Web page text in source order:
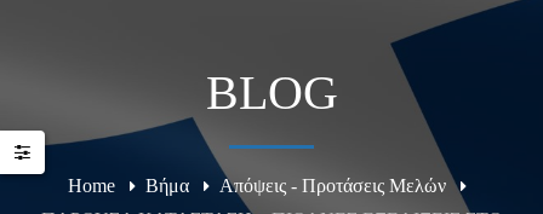
BLOG
Home Βήμα
Απόψεις - Προτάσεις Μελών